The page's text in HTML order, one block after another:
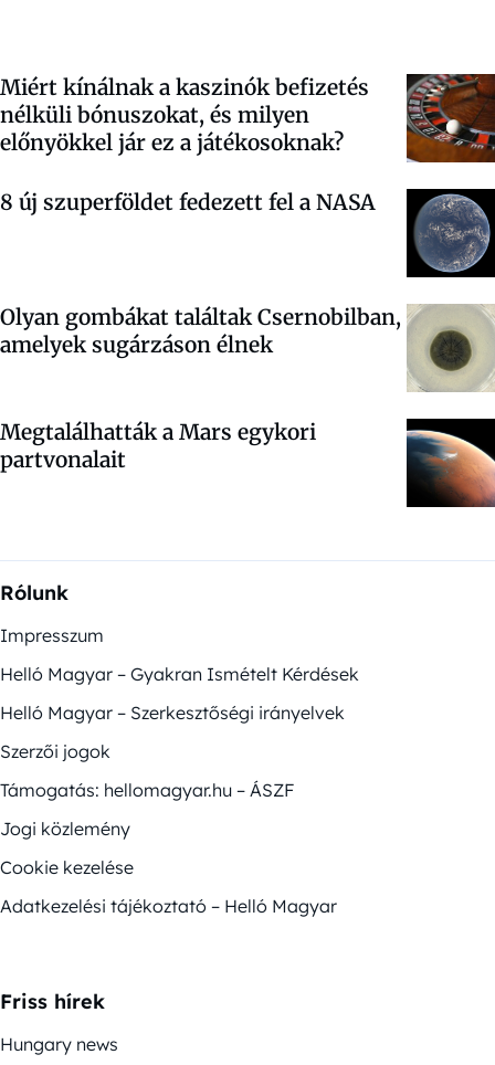
Miért kínálnak a kaszinók befizetés
nélküli bónuszokat, és milyen
előnyökkel jár ez a játékosoknak?
8 új szuperföldet fedezett fel a NASA
Olyan gombákat találtak Csernobilban,
amelyek sugárzáson élnek
Megtalálhatták a Mars egykori
partvonalait
Rólunk
Impresszum
Helló Magyar – Gyakran Ismételt Kérdések
Helló Magyar – Szerkesztőségi irányelvek
Szerzői jogok
Támogatás: hellomagyar.hu – ÁSZF
Jogi közlemény
Cookie kezelése
Adatkezelési tájékoztató – Helló Magyar
Friss hírek
Hungary news